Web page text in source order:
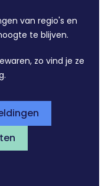
van regio's en
te blijven.
zo vind je ze